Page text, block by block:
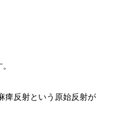
痺反射という原始反射が